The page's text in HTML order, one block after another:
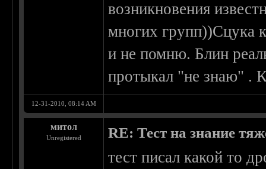
возникновения
многих групп))Сцука
и не помню. Блин
протыкал "не знаю" .
12-31-2010, 08:14 AM
митол
Unregistered RE: Тест на знание
тест писал какой то